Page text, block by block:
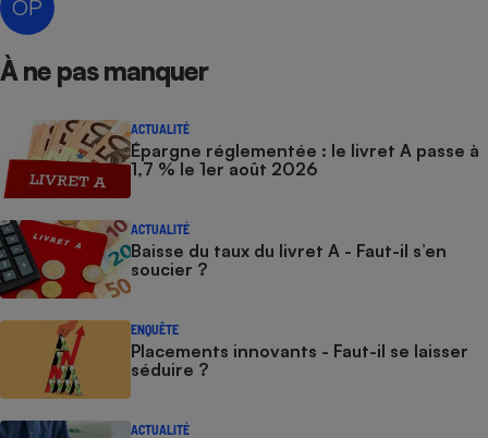
OP
À ne pas manquer
ACTUALITÉ
Épargne réglementée : le livret A passe à
1,7 % le 1er août 2026
ACTUALITÉ
Baisse du taux du livret A - Faut-il s’en
soucier ?
ENQUÊTE
Placements innovants - Faut-il se laisser
séduire ?
ACTUALITÉ